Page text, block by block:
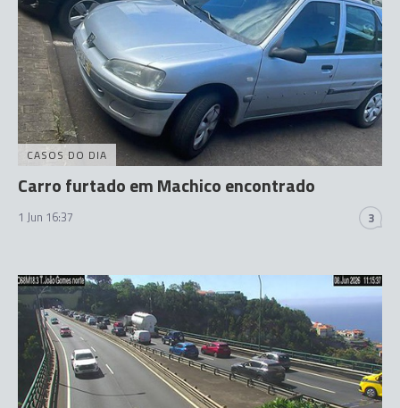
CASOS DO DIA
Carro furtado em Machico encontrado
1 Jun 16:37 3